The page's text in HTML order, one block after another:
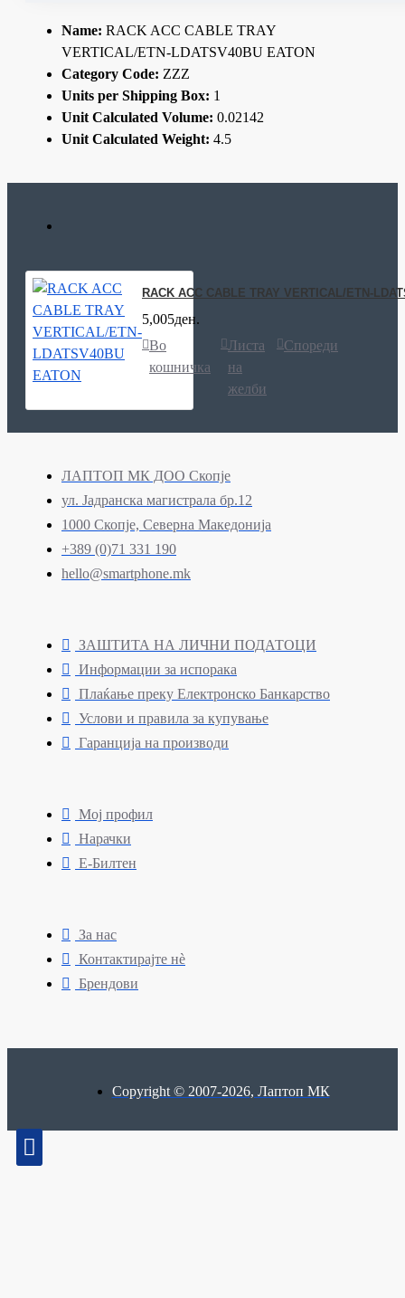
Name: RACK ACC CABLE TRAY
VERTICAL/ETN-LDATSV40BU EATON
Category Code: ZZZ
Units per Shipping Box: 1
Unit Calculated Volume: 0.02142
Unit Calculated Weight: 4.5
RACK ACC CABLE TRAY VERTICAL/ETN-
5,005ден.
Во
кошничка
Листа
на
желби
Спореди
ЛАПТОП МК ДОО Скопје
ул. Јадранска магистрала бр.12
1000 Скопје, Северна Македонија
+389 (0)71 331 190
hello@smartphone.mk
ЗАШТИТА НА ЛИЧНИ ПОДАТОЦИ
Информации за испорака
Плаќање преку Електронско Банкарство
Услови и правила за купување
Гаранција на производи
Мој профил
Нарачки
Е-Билтен
За нас
Контактирајте нè
Брендови
Copyright © 2007-2026, Лаптоп МК